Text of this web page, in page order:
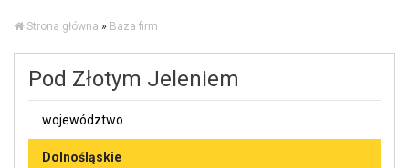
Strona główna » Baza firm
Pod Złotym Jeleniem
województwo
Dolnośląskie